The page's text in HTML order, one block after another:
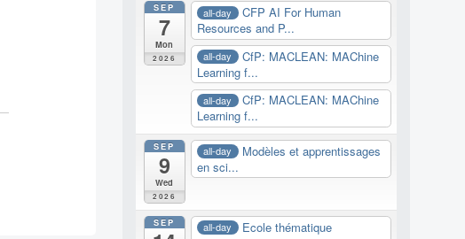
SEP
7
Mon
2026
all-day
CFP AI For Human
Resources and P...
all-day
CfP: MACLEAN: MAChine
Learning f...
all-day
CfP: MACLEAN: MAChine
Learning f...
SEP
9
Wed
2026
all-day
Modèles et apprentissages
en sci...
SEP all-day
Ecole thématique